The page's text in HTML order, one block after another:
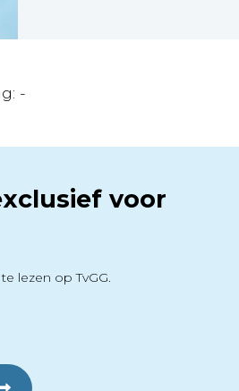
-
voor
lezen op TvGG.